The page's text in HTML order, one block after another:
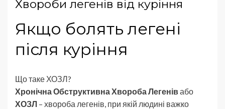
Хвороби легенів від куріння
Якщо болять легені
після куріння
Що таке ХОЗЛ?
Хронічна Обструктивна Хвороба Легенівабо
ХОЗЛ – хвороба легенів, при якій людині важко